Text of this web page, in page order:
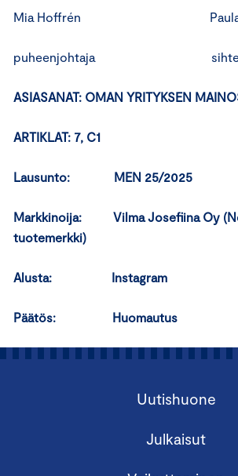
Mia Hoffrén Paula
puheenjohtaja
ASIASANAT: OMAN YRITYKSEN
ARTIKLAT: 7, C1
Lausunto: MEN 25/2025
Markkinoija: Vilma Josefiina Oy
tuotemerkki)
Alusta: Instagram
Päätös: Huomautus
Uutishuone
Julkaisut